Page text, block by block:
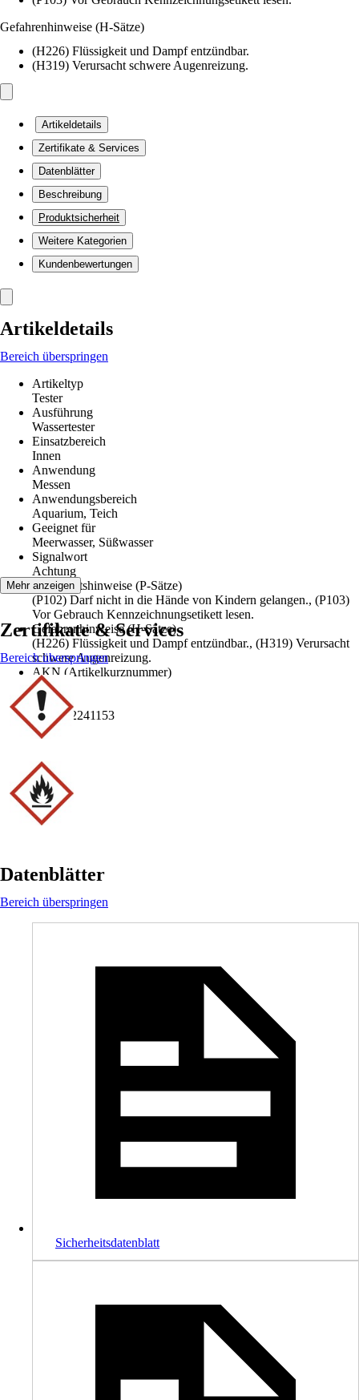
Gefahrenhinweise (H-Sätze)
(H226) Flüssigkeit und Dampf entzündbar.
(H319) Verursacht schwere Augenreizung.
Artikeldetails
Zertifikate & Services
Datenblätter
Beschreibung
Produktsicherheit
Weitere Kategorien
Kundenbewertungen
Artikeldetails
Bereich überspringen
Artikeltyp
Tester
Ausführung
Wassertester
Einsatzbereich
Innen
Anwendung
Messen
Anwendungsbereich
Aquarium, Teich
Geeignet für
Meerwasser, Süßwasser
Signalwort
Achtung
Sicherheitshinweise (P-Sätze)
(P102) Darf nicht in die Hände von Kindern gelangen., (P103)
Vor Gebrauch Kennzeichnungsetikett lesen.
Gefahrenhinweise (H-Sätze)
(H226) Flüssigkeit und Dampf entzündbar., (H319) Verursacht
schwere Augenreizung.
AKN (Artikelkurznummer)
U23F
EAN
4014162241153
Mehr anzeigen
Zertifikate & Services
Bereich überspringen
Datenblätter
Bereich überspringen
Sicherheitsdatenblatt